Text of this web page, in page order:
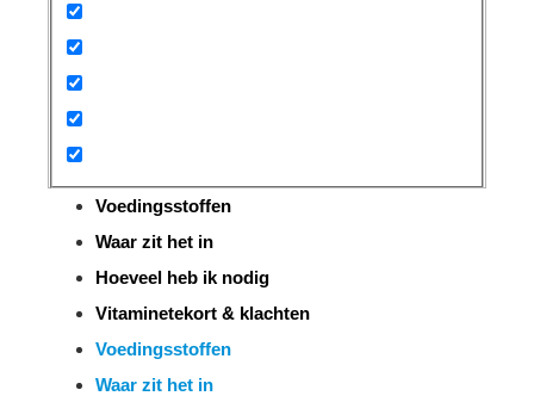
Voedingsstoffen
Waar zit het in
Hoeveel heb ik nodig
Vitaminetekort & klachten
Voedingsstoffen
Waar zit het in